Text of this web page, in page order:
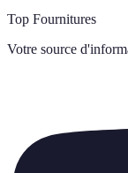
Top Fournitures
Votre source